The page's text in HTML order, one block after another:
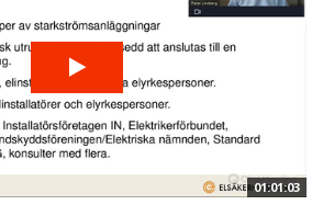
01:01:03